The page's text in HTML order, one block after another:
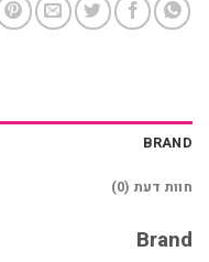
BRAND
חוות דעת (0)
Brand